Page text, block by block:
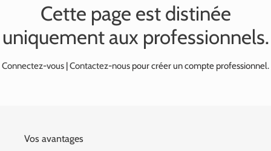
Cette page est distinée
uniquement aux professionnels.
Connectez-vous Contactez-nous pour créer un compte professionnel.
Vos avantages